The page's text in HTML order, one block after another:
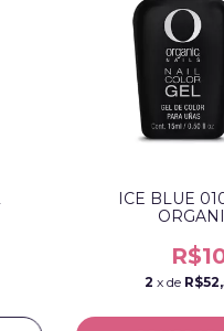
ICE BLUE
2 x de